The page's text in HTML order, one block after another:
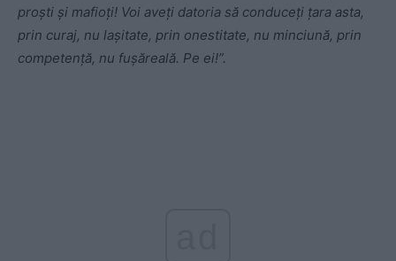
proști și mafioți! Voi aveți datoria să conduceți țara asta,
prin curaj, nu lașitate, prin onestitate, nu minciună, prin
competență, nu fușăreală. Pe ei!”.